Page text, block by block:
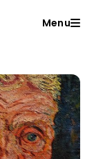
Menu